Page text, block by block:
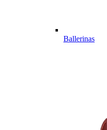
Ballerinas